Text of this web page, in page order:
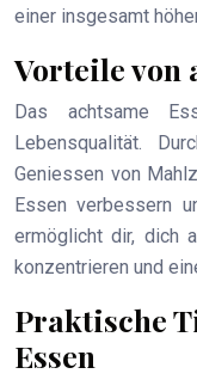
einer insgesamt
Vorteile von
Das achtsame
Lebensqualität.
Geniessen von
Essen verbessern
ermöglicht dir, dich
konzentrieren und
Praktische
Essen